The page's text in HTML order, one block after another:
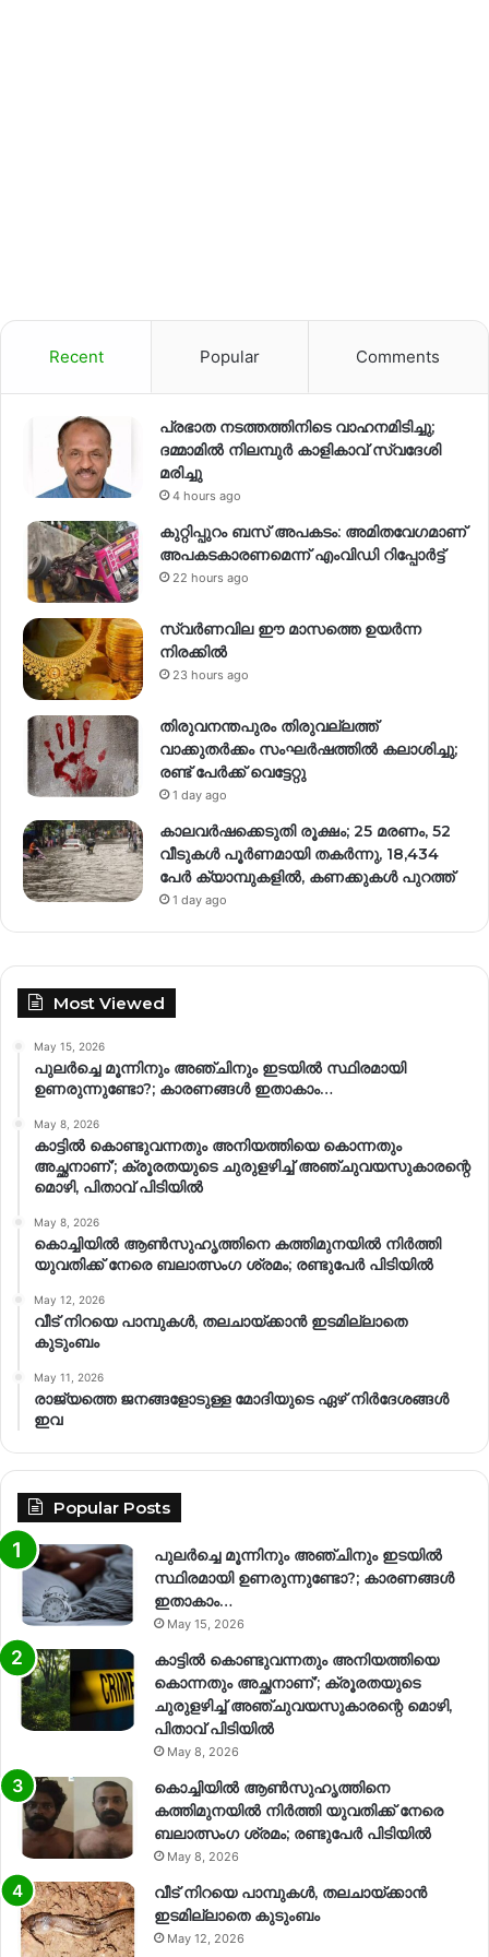
Recent Popular Comments
പ്രഭാത നടത്തത്തിനിടെ വാഹനമിടിച്ചു;
ദമ്മാമിൽ നിലമ്പുർ കാളികാവ് സ്വദേശി
മരിച്ചു
4 hours ago
കുറ്റിപ്പുറം ബസ് അപകടം: അമിതവേഗമാണ്
അപകടകാരണമെന്ന് എംവിഡി റിപ്പോർട്ട്
22 hours ago
സ്വര്‍ണവില ഈ മാസത്തെ ഉയര്‍ന്ന
നിരക്കില്‍
23 hours ago
തിരുവനന്തപുരം തിരുവല്ലത്ത്
വാക്കുതർക്കം സംഘർഷത്തിൽ കലാശിച്ചു;
രണ്ട് പേർക്ക് വെട്ടേറ്റു
1 day ago
കാലവർഷക്കെടുതി രൂക്ഷം; 25 മരണം, 52
വീ‌ടുകൾ പൂർണമായി തകർന്നു, 18,434
പേർ ക്യാമ്പുകളിൽ, കണക്കുകൾ പുറത്ത്
1 day ago
Most Viewed
May 15, 2026
പുലർച്ചെ മൂന്നിനും അഞ്ചിനും ഇടയിൽ സ്ഥിരമായി
ഉണരുന്നുണ്ടോ?; കാരണങ്ങള്‍ ഇതാകാം…
May 8, 2026
കാട്ടിൽ കൊണ്ടുവന്നതും അനിയത്തിയെ കൊന്നതും
അച്ഛനാണ്’; ക്രൂരതയുടെ ചുരുളഴിച്ച് അഞ്ചുവയസുകാരന്റെ
മൊഴി, പിതാവ് പിടിയിൽ
May 8, 2026
കൊച്ചിയിൽ ആൺസുഹൃത്തിനെ കത്തിമുനയിൽ നിർത്തി
യുവതിക്ക് നേരെ ബലാത്സംഗ​ ശ്രമം; രണ്ടുപേർ പിടിയിൽ
May 12, 2026
വീട് നിറയെ പാമ്പുകൾ, തലചായ്ക്കാൻ ഇടമില്ലാതെ
കുടുംബം
May 11, 2026
രാജ്യത്തെ ജനങ്ങളോടുള്ള മോദിയുടെ ഏഴ് നിര്‍ദേശങ്ങള്‍
ഇവ
Popular Posts
പുലർച്ചെ മൂന്നിനും അഞ്ചിനും ഇടയിൽ
സ്ഥിരമായി ഉണരുന്നുണ്ടോ?; കാരണങ്ങള്‍
ഇതാകാം…
May 15, 2026
കാട്ടിൽ കൊണ്ടുവന്നതും അനിയത്തിയെ
കൊന്നതും അച്ഛനാണ്’; ക്രൂരതയുടെ
ചുരുളഴിച്ച് അഞ്ചുവയസുകാരന്റെ മൊഴി,
പിതാവ് പിടിയിൽ
May 8, 2026
കൊച്ചിയിൽ ആൺസുഹൃത്തിനെ
കത്തിമുനയിൽ നിർത്തി യുവതിക്ക് നേരെ
ബലാത്സംഗ​ ശ്രമം; രണ്ടുപേർ പിടിയിൽ
May 8, 2026
വീട് നിറയെ പാമ്പുകൾ, തലചായ്ക്കാൻ
ഇടമില്ലാതെ കുടുംബം
May 12, 2026